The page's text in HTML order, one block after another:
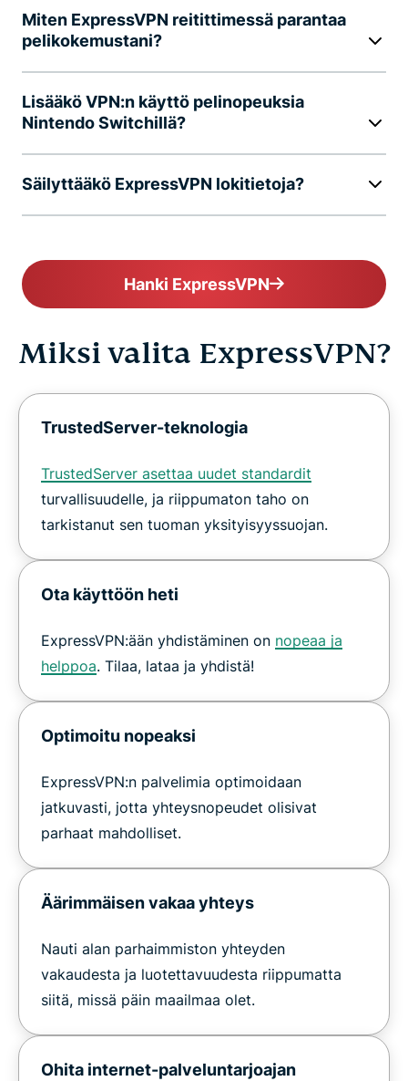
Miten ExpressVPN reitittimessä parantaa
pelikokemustani?
Lisääkö VPN:n käyttö pelinopeuksia
Nintendo Switchillä?
Säilyttääkö ExpressVPN lokitietoja?
Hanki ExpressVPN
Miksi valita ExpressVPN?
TrustedServer-teknologia
TrustedServer asettaa uudet standardit
turvallisuudelle, ja riippumaton taho on
tarkistanut sen tuoman yksityisyyssuojan.
Ota käyttöön heti
ExpressVPN:ään yhdistäminen on nopeaa ja
helppoa. Tilaa, lataa ja yhdistä!
Optimoitu nopeaksi
ExpressVPN:n palvelimia optimoidaan
jatkuvasti, jotta yhteysnopeudet olisivat
parhaat mahdolliset.
Äärimmäisen vakaa yhteys
Nauti alan parhaimmiston yhteyden
vakaudesta ja luotettavuudesta riippumatta
siitä, missä päin maailmaa olet.
Ohita internet-palveluntarjoajan